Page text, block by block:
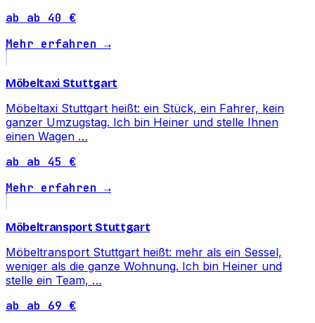
ab ab 40 €
Mehr erfahren →
Möbeltaxi Stuttgart
Möbeltaxi Stuttgart heißt: ein Stück, ein Fahrer, kein
ganzer Umzugstag. Ich bin Heiner und stelle Ihnen
einen Wagen …
ab ab 45 €
Mehr erfahren →
Möbeltransport Stuttgart
Möbeltransport Stuttgart heißt: mehr als ein Sessel,
weniger als die ganze Wohnung. Ich bin Heiner und
stelle ein Team, …
ab ab 69 €